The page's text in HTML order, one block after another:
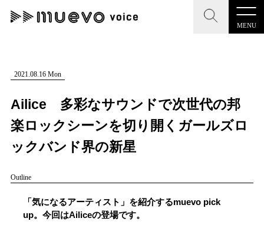
MENU
CLOSE
記事を検索する
#男性シンガー #HR/HM #女性シンガー
CLOSE
"読者の声を形にする”音楽特化メディア
記事一覧
プレスリリース一覧
2021.08.16 Mon
Ailice 多彩なサウンドで次世代の邦
楽ロックシーンを切り開くガールズロ
ックバンド界の新星
Outline
「気になるアーティスト」を紹介するmuevo pick
up。今回はAiliceの登場です。